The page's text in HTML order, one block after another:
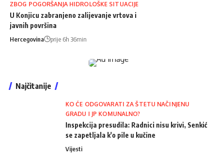
ZBOG POGORŠANJA HIDROLOŠKE SITUACIJE
U Konjicu zabranjeno zalijevanje vrtova i
javnih površina
Hercegovina prije 6h 36min
Najčitanije
KO ĆE ODGOVARATI ZA ŠTETU NAČINJENU
GRADU I JP KOMUNALNO?
Inspekcija presudila: Radnici nisu krivi, Senkić
se zapetljala k'o pile u kučine
Vijesti